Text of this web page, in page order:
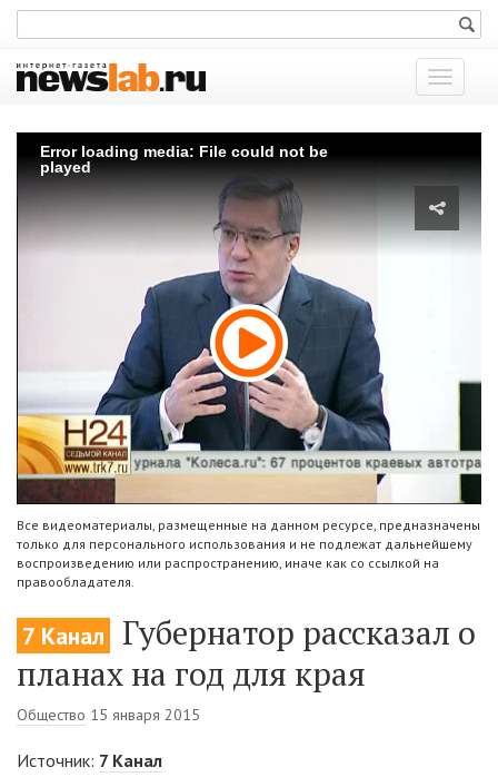
Показать
меню
Error loading media: File could not be
played
Все видеоматериалы, размещенные на данном ресурсе, предназначены
только для персонального использования и не подлежат дальнейшему
воспроизведению или распространению, иначе как со ссылкой на
правообладателя.
7 Канал
Губернатор рассказал о
планах на год для края
Общество 15 января 2015
Источник: 7 Канал